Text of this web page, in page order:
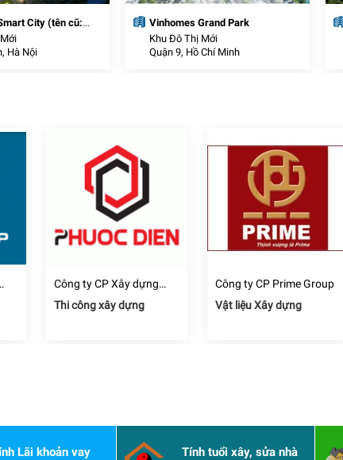
City (tên cũ:
Hà Nội
Vinhomes Grand Park
Khu Đô Thị Mới
Quận 9, Hồ Chí Minh
Công ty CP Xây dựng
ốc Phước Điền
Thi công xây dựng
Công ty CP Prime Group
Vật liệu Xây dựng
Lãi khoản vay
Tính tuổi xây, sửa nhà